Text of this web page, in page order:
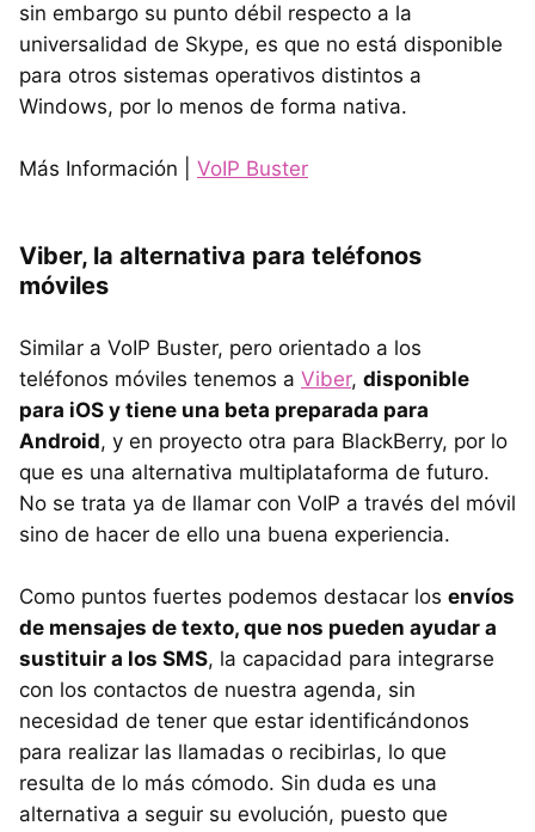
sin embargo su punto débil respecto a la
universalidad de Skype, es que no está disponible
para otros sistemas operativos distintos a
Windows, por lo menos de forma nativa.
Más Información | VoIP Buster
Viber, la alternativa para teléfonos
móviles
Similar a VoIP Buster, pero orientado a los
teléfonos móviles tenemos a Viber, disponible
para iOS y tiene una beta preparada para
Android, y en proyecto otra para BlackBerry, por lo
que es una alternativa multiplataforma de futuro.
No se trata ya de llamar con VoIP a través del móvil
sino de hacer de ello una buena experiencia.
Como puntos fuertes podemos destacar los envíos
de mensajes de texto, que nos pueden ayudar a
sustituir a los SMS, la capacidad para integrarse
con los contactos de nuestra agenda, sin
necesidad de tener que estar identificándonos
para realizar las llamadas o recibirlas, lo que
resulta de lo más cómodo. Sin duda es una
alternativa a seguir su evolución, puesto que